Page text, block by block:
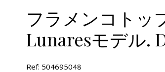
フラメンコトッ
Lunaresモデル.
Ref: 504695048